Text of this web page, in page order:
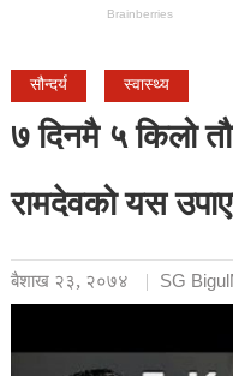
सौन्दर्य स्वास्थ्य
७ दिनमै ५ किलो
रामदेवको यस
बैशाख २३, २०७४ SG